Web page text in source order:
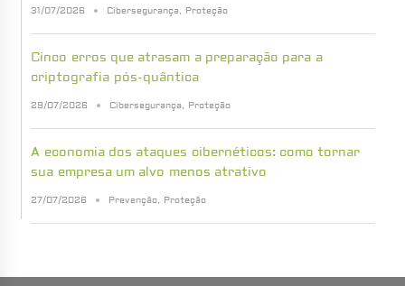
31/07/2026 Cibersegurança, Proteção
Cinco erros que atrasam a preparação para a
criptografia pós-quântica
29/07/2026 Cibersegurança, Proteção
A economia dos ataques cibernéticos: como tornar
sua empresa um alvo menos atrativo
27/07/2026 Prevenção, Proteção